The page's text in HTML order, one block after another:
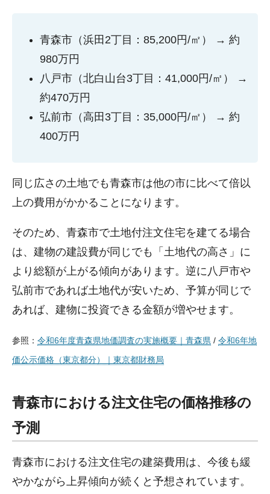
青森市（浜田2丁目：85,200円/㎡） → 約
980万円
八戸市（北白山台3丁目：41,000円/㎡） →
約470万円
弘前市（高田3丁目：35,000円/㎡） → 約
400万円
同じ広さの土地でも青森市は他の市に比べて倍以
上の費用がかかることになります。
そのため、青森市で土地付注文住宅を建てる場合
は、建物の建設費が同じでも「土地代の高さ」に
より総額が上がる傾向があります。逆に八戸市や
弘前市であれば土地代が安いため、予算が同じで
あれば、建物に投資できる金額が増やせます。
参照： 令和6年度青森県地価調査の実施概要｜青森県 / 令和6年地
価公示価格（東京都分）｜東京都財務局
青森市における注文住宅の価格推移の
予測
青森市における注文住宅の建築費用は、今後も緩
やかながら上昇傾向が続くと予想されています。